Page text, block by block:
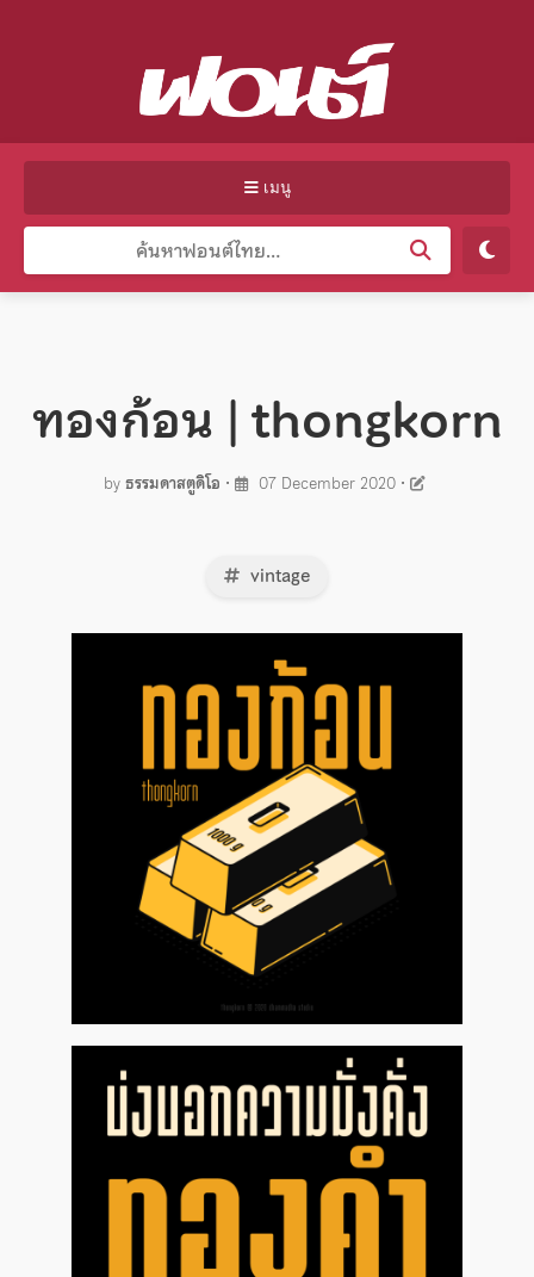
เมนู
ทองก้อน | thongkorn
byธรรมดาสตูดิโอ • 07 December 2020•
vintage